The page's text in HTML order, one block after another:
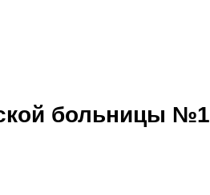
больницы №1